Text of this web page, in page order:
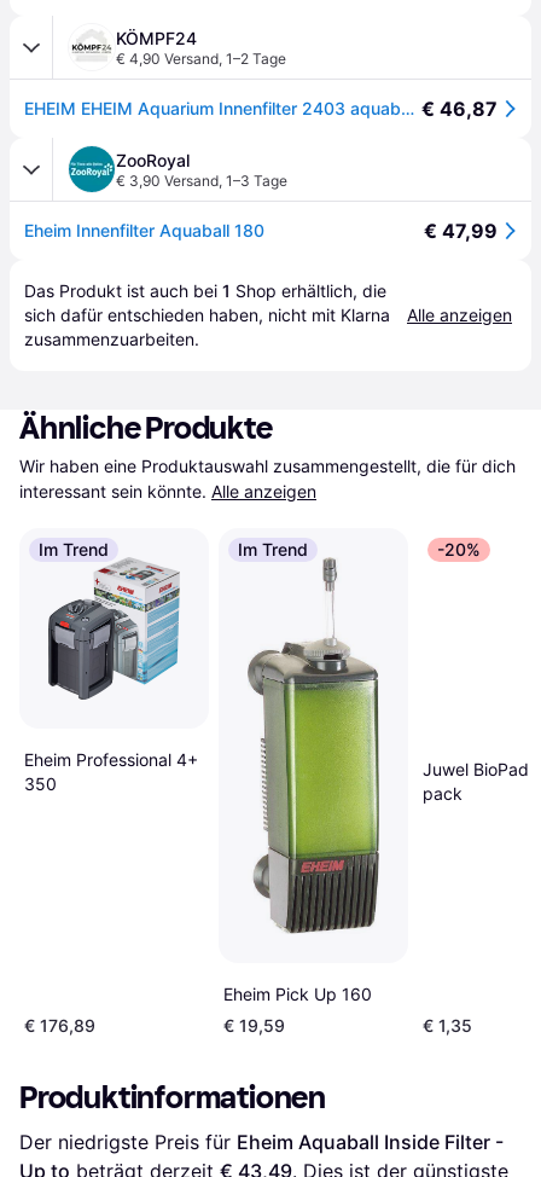
KÖMPF24
€ 4,90 Versand, 1–2 Tage
EHEIM EHEIM Aquarium Innenfilter 2403 aquaball 80 € 46,87
ZooRoyal
€ 3,90 Versand, 1–3 Tage
Eheim Innenfilter Aquaball 180 € 47,99
Das Produkt ist auch bei 1 Shop erhältlich, die
sich dafür entschieden haben, nicht mit Klarna
zusammenzuarbeiten.
Alle anzeigen
Ähnliche Produkte
Wir haben eine Produktauswahl zusammengestellt, die für dich
interessant sein könnte. Alle anzeigen
Im Trend
Eheim Professional 4+
350
€ 176,89
Im Trend
Eheim Pick Up 160
€ 19,59
-20%
Juwel BioPad
pack
€ 1,35
Produktinformationen
Der niedrigste Preis für Eheim Aquaball Inside Filter -
Up to beträgt derzeit € 43,49. Dies ist der günstigste